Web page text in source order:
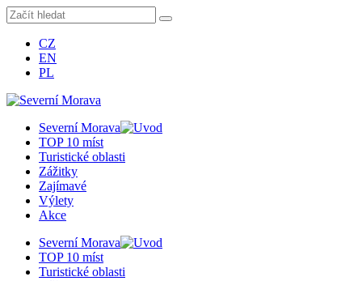
CZ
EN
PL
Severní Morava
TOP 10 míst
Turistické oblasti
Zážitky
Zajímavé
Výlety
Akce
Severní Morava
TOP 10 míst
Turistické oblasti